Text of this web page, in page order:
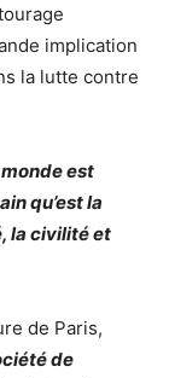
implication
la lutte contre
est
qu’est la
la civilité et
de Paris,
de